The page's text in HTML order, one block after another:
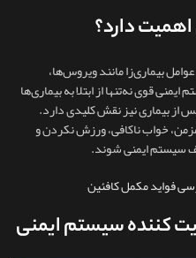
دارد؟
بیماری‌زا مانند ویروس‌ها،
قوی نه‌تنها از ابتلا به بیماری‌ها
از بیماری نیز نقش کلیدی دارد.
خواب ناکافی، ورزش نکردن و
سیستم ایمنی شوند.
فواید مکمل کافئین
کننده سیستم ایمنی